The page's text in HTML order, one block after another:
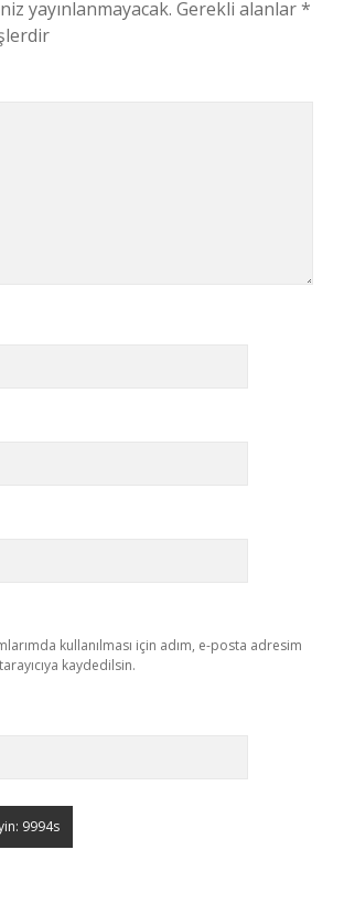
yayınlanmayacak. Gerekli alanlar*
kullanılması için adım, e-posta adresim
kaydedilsin.